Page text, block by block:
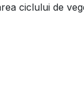
ciclului de